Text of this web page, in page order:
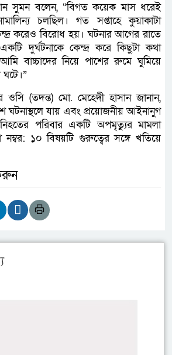
সুমন বলেন, “বিগত কয়েক মাস ধরেই
চলছিল। গত সপ্তাহে কুয়াকাটা
করেও বিরোধ হয়। ঘটনার আগের রাতে
দুর্ঘটনাকে কেন্দ্র করে কিছুটা কথা
বাচ্চাদের নিয়ে পাশের রুমে ঘুমিয়ে
ওসি (তদন্ত) মো. মেহেদী হাসান জানান,
ঘটনাস্থলে যায় এবং প্রয়োজনীয় আইনানুগ
নিহতের পরিবার একটি অপমৃত্যুর মামলা
নম্বর: ১০ বিষয়টি গুরুত্বের সঙ্গে খতিয়ে